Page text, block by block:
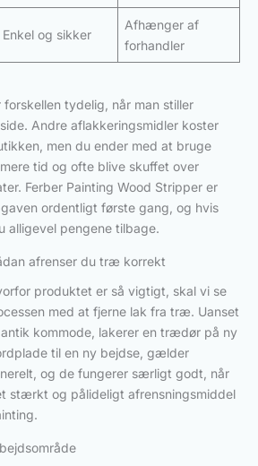
Enkel og sikker
Afhænger af
forhandler
forskellen tydelig, når man stiller
Andre aflakkeringsmidler koster
men du ender med at bruge
tid og ofte blive skuffet over
Ferber Painting Wood Stripper er
ordentligt første gang, og hvis
alligevel pengene tilbage.
afrenser du træ korrekt
produktet er så vigtigt, skal vi se
med at fjerne lak fra træ. Uanset
kommode, lakerer en trædør på ny
til en ny bejdse, gælder
og de fungerer særligt godt, når
stærkt og pålideligt afrensningsmiddel